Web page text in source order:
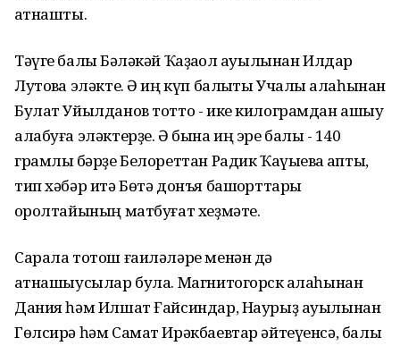
ҡатнашты.
Тәүге балыҡ Бәләкәй Ҡаҙаҡҡол ауылынан Илдар
Лутовҡа эләкте. Ә иң күп балыҡты Учалы ҡалаһынан
Булат Уйылданов тотто - ике килограмдан ашыу
алабуға эләктерҙе. Ә бына иң эре балыҡ - 140
грамлыҡ бәрҙе Белореттан Радик Ҡаүыевҡа ҡапты,
тип хәбәр итә Бөтә донъя башҡорттары
ҡоролтайының матбуғат хеҙмәте. ⠀
Сарала тотош ғаиләләре менән дә
ҡатнашыусылар була. Магнитогорск ҡалаһынан
Дания һәм Илшат Ғайсиндар, Наурыҙ ауылынан
Гөлсирә һәм Самат Ирәкбаевтар әйтеүенсә, балыҡ